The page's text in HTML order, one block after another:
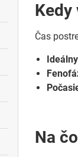
Kedy
Čas
Na